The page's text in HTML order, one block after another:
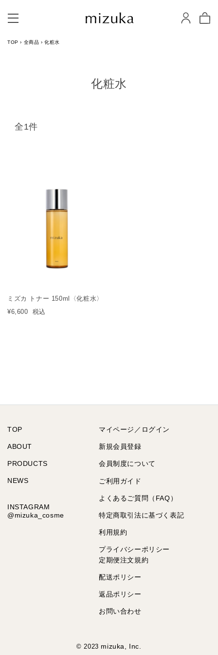
TOP › 全商品 › 化粧水
化粧水
全1件
ミズカ トナー 150ml〈化粧水〉
¥6,600
税込
TOP
ABOUT
PRODUCTS
NEWS
INSTAGRAM
@mizuka_cosme
マイページ／ログイン
新規会員登録
会員制度について
ご利用ガイド
よくあるご質問（FAQ）
特定商取引法に基づく表記
利用規約
プライバシーポリシー
定期便注文規約
配送ポリシー
返品ポリシー
お問い合わせ
© 2023 mizuka, Inc.